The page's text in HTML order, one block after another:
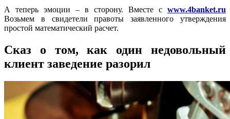
А теперь эмоции – в сторону. Вместе с www.4banket.ru
Возьмем в свидетели правоты заявленного утверждения
простой математический расчет.
Сказ о том, как один недовольный
клиент заведение разорил